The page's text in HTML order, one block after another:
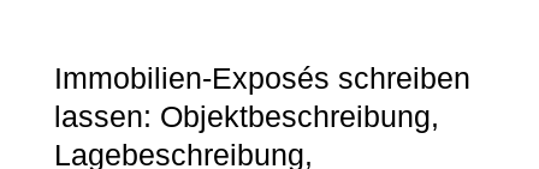
Immobilien-Exposés schreiben
lassen: Objektbeschreibung,
Lagebeschreibung,